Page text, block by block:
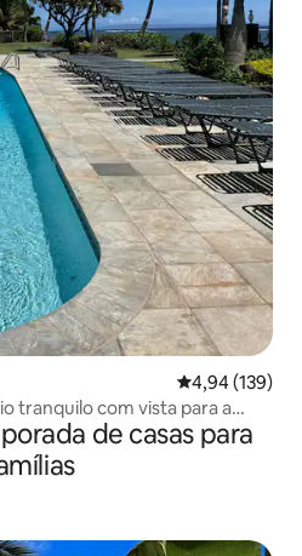
4,94 de uma
4,94 (139)
tranquilo com vista para a
de casas para